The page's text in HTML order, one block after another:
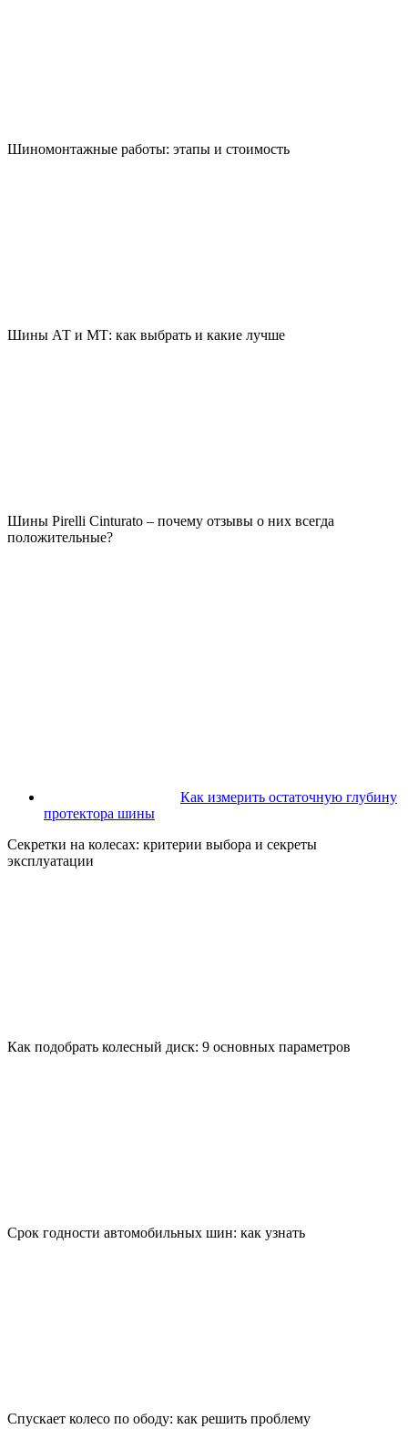
Шиномонтажные работы: этапы и стоимость
Шины АТ и МТ: как выбрать и какие лучше
Шины Pirelli Cinturato – почему отзывы о них всегда
положительные?
Как измерить остаточную глубину
протектора шины
Секретки на колесах: критерии выбора и секреты
эксплуатации
Как подобрать колесный диск: 9 основных параметров
Срок годности автомобильных шин: как узнать
Спускает колесо по ободу: как решить проблему